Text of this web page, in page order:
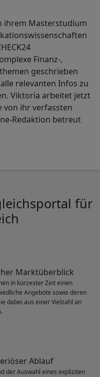
ihrem Masterstudium
Finanz-,
geschrieben
relevanten Infos zu
Viktoria arbeitet jetzt
von ihr verfassten
Redaktion betreut
für
Marktüberblick
in kürzester Zeit einen
Angebote sowie deren
dabei aus einer Vielzahl an
Ablauf
der Auswahl eines expliziten